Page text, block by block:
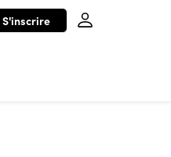
S'inscrire